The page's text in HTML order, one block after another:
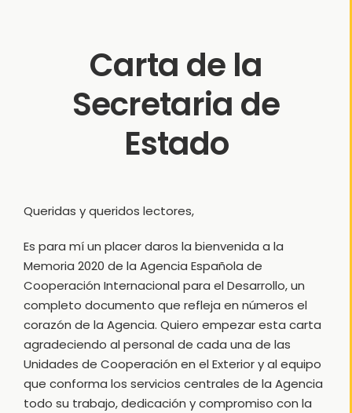
Carta de la
Secretaria de
Estado
Queridas y queridos lectores,
Es para mí un placer daros la bienvenida a la
Memoria 2020 de la Agencia Española de
Cooperación Internacional para el Desarrollo, un
completo documento que refleja en números el
corazón de la Agencia. Quiero empezar esta carta
agradeciendo al personal de cada una de las
Unidades de Cooperación en el Exterior y al equipo
que conforma los servicios centrales de la Agencia
todo su trabajo, dedicación y compromiso con la